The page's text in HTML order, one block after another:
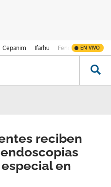
Cepanim Ifarhu Fenómeno de El
EN VIVO
reciben
en